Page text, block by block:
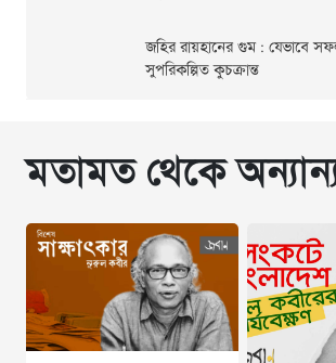
জহির রায়হানের গুম : যেভাবে
সুপরিকল্পিত কুচক্রান্ত
মতামত থেকে